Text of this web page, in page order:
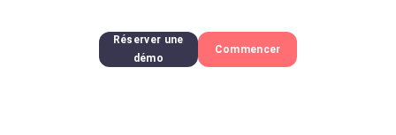
Réserver une
démo
Commencer